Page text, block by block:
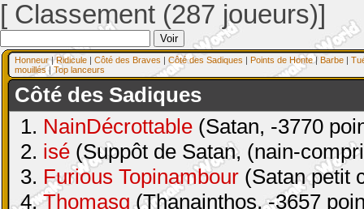
[ Classement (287 joueurs)]
Honneur|Ridicule | Côté des Braves | Côté des Sadiques | Points de Honte| Barbe |
mouillés| Top lanceurs
Côté des Sadiques
1. NainDécrottable (Satan, -3770
2. isé (Suppôt de Satan, (nain-
3. Furious Topinambour (Satan petit
4.Thomasg(Thanainthos, -3657